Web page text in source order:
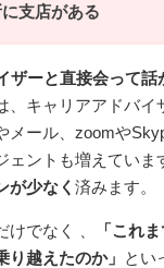
支店がある
ザーと直接会って話
、キャリアアドバイ
メール、zoomや
ェントも増えていま
が少なく 済みます。
けでなく 、
「これ
り越えたのか」
とい